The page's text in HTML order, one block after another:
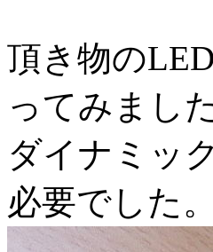
頂き物の
ってみました
ダイナミッ
必要でした。